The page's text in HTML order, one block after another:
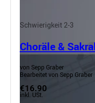
Schwierigkeit 2-3
Choräle &
von Sepp Graber
Bearbeitet von Sepp Graber
€16.90
inkl. USt.